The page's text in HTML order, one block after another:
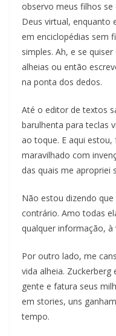
observo meus filhos
Deus virtual, enquanto
em enciclopédias sem
simples. Ah, e se
alheias ou então
na ponta dos dedos.
Até o editor de textos
barulhenta para teclas
ao toque. E aqui
maravilhado com
das quais me apropriei
Não estou dizendo
contrário. Amo todas
qualquer informação,
Por outro lado, me
vida alheia.
gente e fatura seus
em stories, uns
tempo.